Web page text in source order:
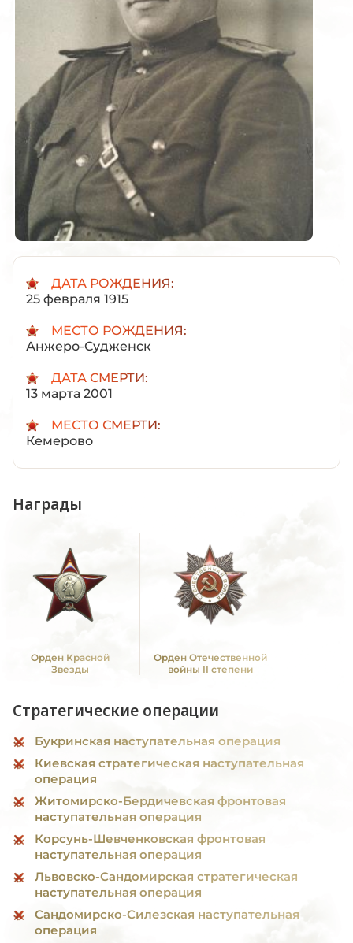
ДАТА РОЖДЕНИЯ:
25 февраля 1915
МЕСТО РОЖДЕНИЯ:
Анжеро-Судженск
ДАТА СМЕРТИ:
13 марта 2001
МЕСТО СМЕРТИ:
Кемерово
Награды
Орден Красной
Звезды
Орден Отечественной
войны II степени
Стратегические операции
Букринская наступательная операция
Киевская стратегическая наступательная
операция
Житомирско-Бердичевская фронтовая
наступательная операция
Корсунь-Шевченковская фронтовая
наступательная операция
Львовско-Сандомирская стратегическая
наступательная операция
Сандомирско-Силезская наступательная
операция